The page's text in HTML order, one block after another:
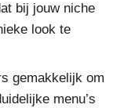
bij jouw niche
look te
gemakkelijk om
menu’s